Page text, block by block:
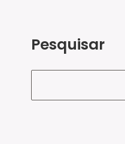
Pesquisar